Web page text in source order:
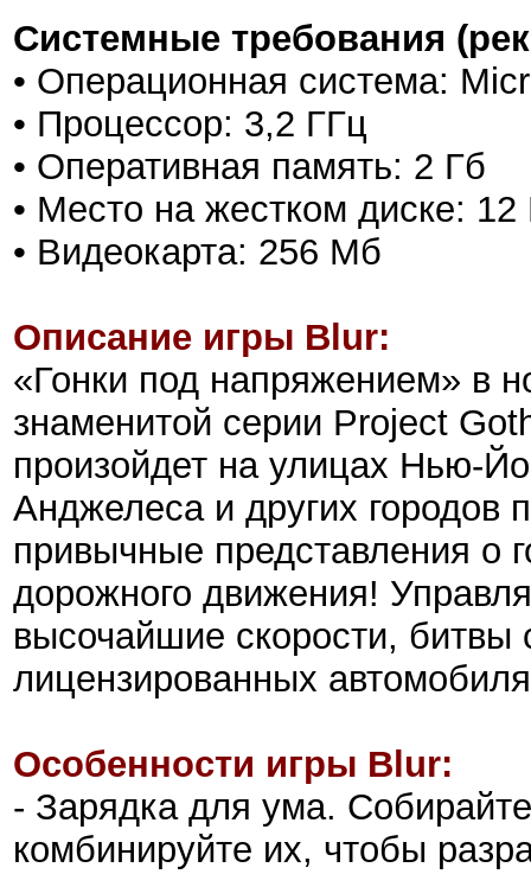
Системные требования
• Операционная система:
• Процессор: 3,2 ГГц
• Оперативная память: 2 Гб
• Место на жестком диске: 12
• Видеокарта: 256 Мб
Описание игры Blur:
«Гонки под напряжением» в
знаменитой серии Project
произойдет на улицах Нью-
Анджелеса и других городов
привычные представления о
дорожного движения!
высочайшие скорости,
лицензированных
Особенности игры Blur:
- Зарядка для ума.
комбинируйте их, чтобы